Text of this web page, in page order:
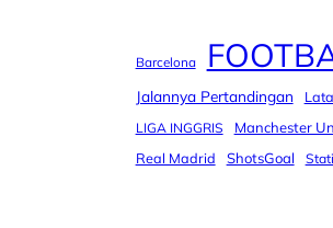
Barcelona
Jalannya Pertandingan
LIGA INGGRIS Manchester
Real Madrid ShotsGoal